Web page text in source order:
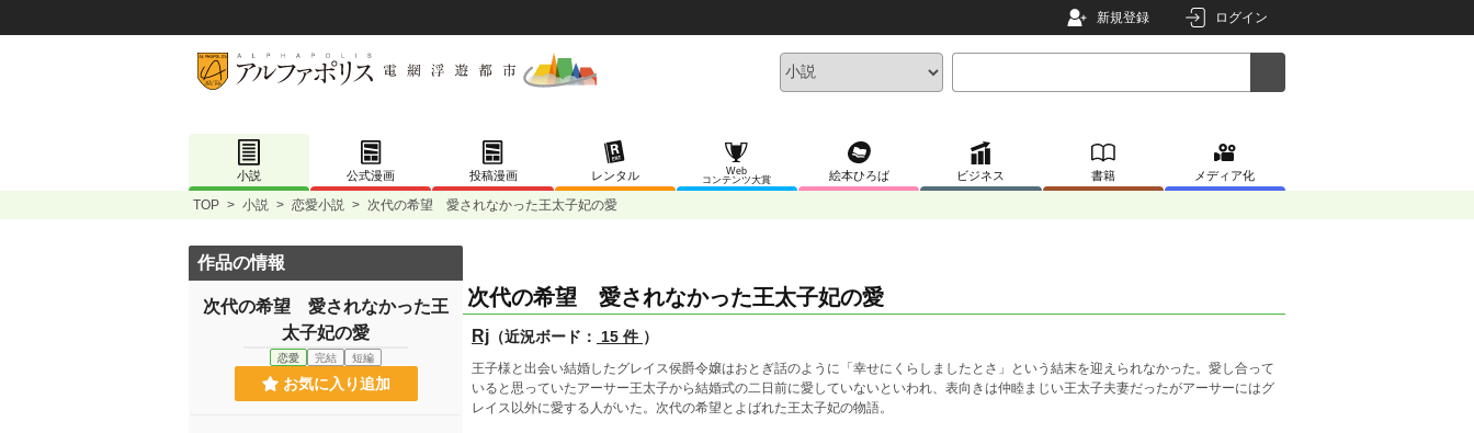
新規登録 ログイン
小説 公式漫画 投稿漫画 レンタル
Web
コンテンツ大賞
絵本ひろば ビジネス 書籍 メディア化
TOP > 小説 > 恋愛小説 > 次代の希望 愛されなかった王太子妃の愛
次代の希望 愛されなかった王太子妃の愛
Rj （近況ボード： 15 件 ）
王子様と出会い結婚したグレイス侯爵令嬢はおとぎ話のように「幸せにくらしましたとさ」という結末を迎えられなかった。愛し合って
いると思っていたアーサー王太子から結婚式の二日前に愛していないといわれ、表向きは仲睦まじい王太子夫妻だったがアーサーにはグ
レイス以外に愛する人がいた。次代の希望とよばれた王太子妃の物語。
作品の情報
次代の希望 愛されなかった王
太子妃の愛
恋愛 完結 短編
お気に入り追加